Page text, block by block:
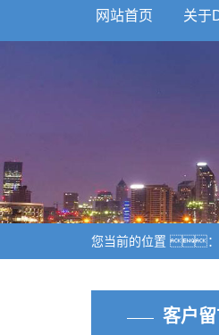
网站首页 关于
您当前的位置 ：
客户